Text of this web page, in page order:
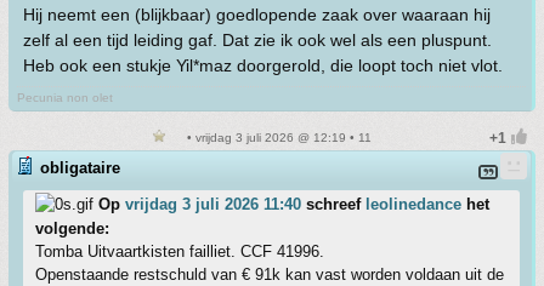
Hij neemt een (blijkbaar) goedlopende zaak over waaraan hij
zelf al een tijd leiding gaf. Dat zie ik ook wel als een pluspunt.
Heb ook een stukje Yil*maz doorgerold, die loopt toch niet vlot.
Pecunia non olet
• vrijdag 3 juli 2026 @ 12:19 • 11
obligataire
Op vrijdag 3 juli 2026 11:40 schreef leolinedance het
volgende:
Tomba Uitvaartkisten failliet. CCF 41996.
Openstaande restschuld van € 91k kan vast worden voldaan uit de